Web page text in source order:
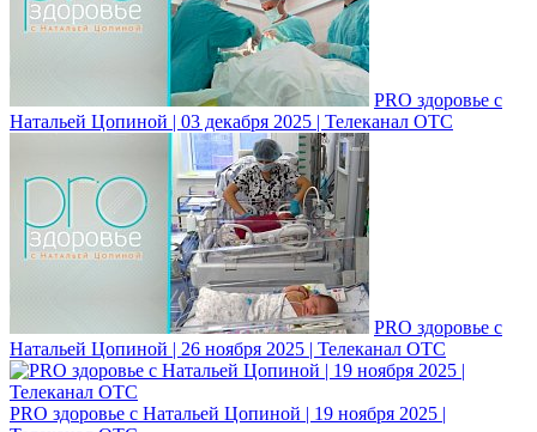
PRO здоровье с
Натальей Цопиной | 03 декабря 2025 | Телеканал ОТС
PRO здоровье с
Натальей Цопиной | 26 ноября 2025 | Телеканал ОТС
PRO здоровье с Натальей Цопиной | 19 ноября 2025 |